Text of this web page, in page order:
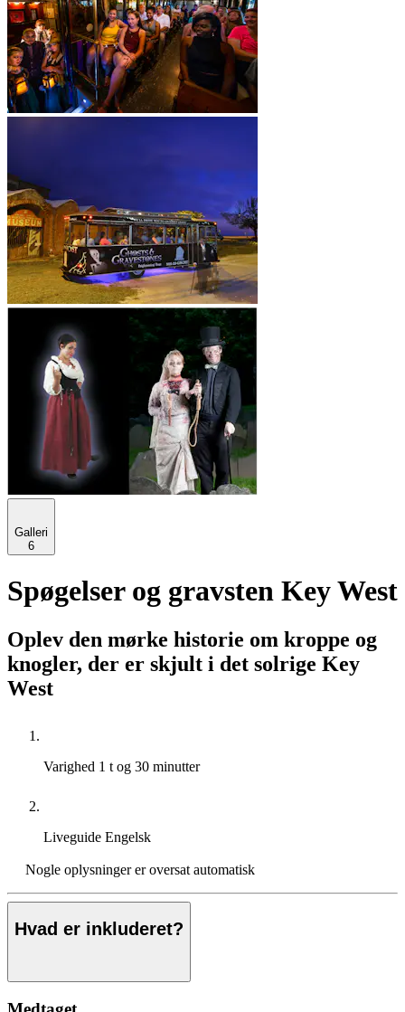
Galleri
6
Spøgelser og gravsten Key West
Oplev den mørke historie om kroppe og
knogler, der er skjult i det solrige Key
West
Varighed 1 t og 30 minutter
Liveguide Engelsk
Nogle oplysninger er oversat automatisk
Hvad er inkluderet?